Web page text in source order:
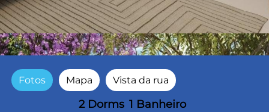
Fotos Mapa Vista da rua
2 Dorms 1 Banheiro